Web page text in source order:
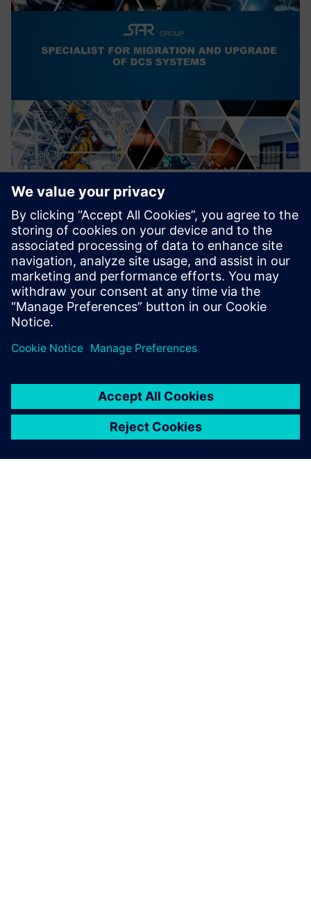
Migration of outdated DCS to
SIMATIC PCS7/PCS neo
Az elavult elosztott vezérlőrendszerek áttelepítése modern,
korszerű vezérlőrendszerekbe.
Kiberbiztonság növelése.
További információk